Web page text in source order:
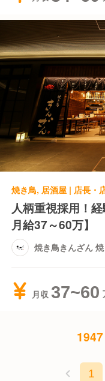
人柄重視採用！
月給37～60万】
焼き鳥きんざん
月収 37~60
1947
1